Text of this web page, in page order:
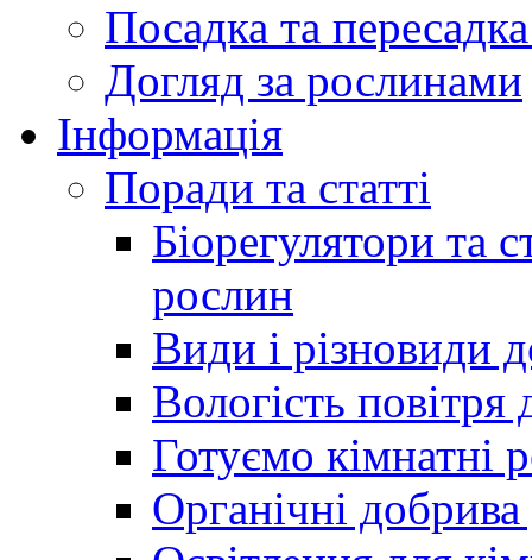
Посадка та
Догляд за рослинами
Інформація
Поради та статті
Біорегулятори та
рослин
Види і різновиди
Вологість
Готуємо кімнатні
Органічні